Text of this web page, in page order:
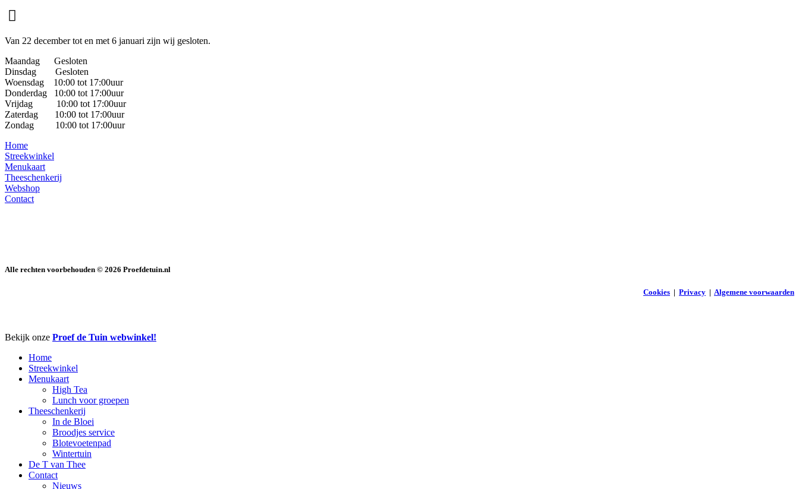
Van 22 december tot en met 6 januari zijn wij gesloten.
Maandag Gesloten
Dinsdag Gesloten
Woensdag 10:00 tot 17:00uur
Donderdag 10:00 tot 17:00uur
Vrijdag 10:00 tot 17:00uur
Zaterdag 10:00 tot 17:00uur
Zondag 10:00 tot 17:00uur
Home
Streekwinkel
Menukaart
Theeschenkerij
Webshop
Contact
Alle rechten voorbehouden © 2026 Proefdetuin.nl
Cookies | Privacy | Algemene voorwaarden
Close
Bekijk onze Proef de Tuin webwinkel!
Home
Streekwinkel
Menukaart
High Tea
Lunch voor groepen
Theeschenkerij
In de Bloei
Broodjes service
Blotevoetenpad
Wintertuin
De T van Thee
Contact
Nieuws